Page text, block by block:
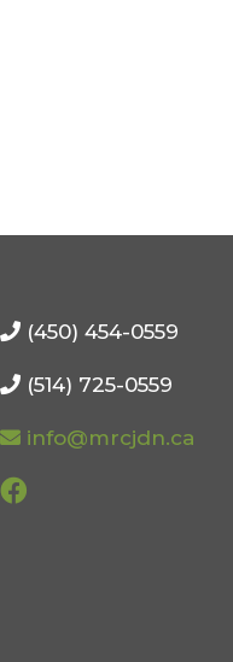
(450) 454-0559
(514) 725-0559
info@mrcjdn.ca